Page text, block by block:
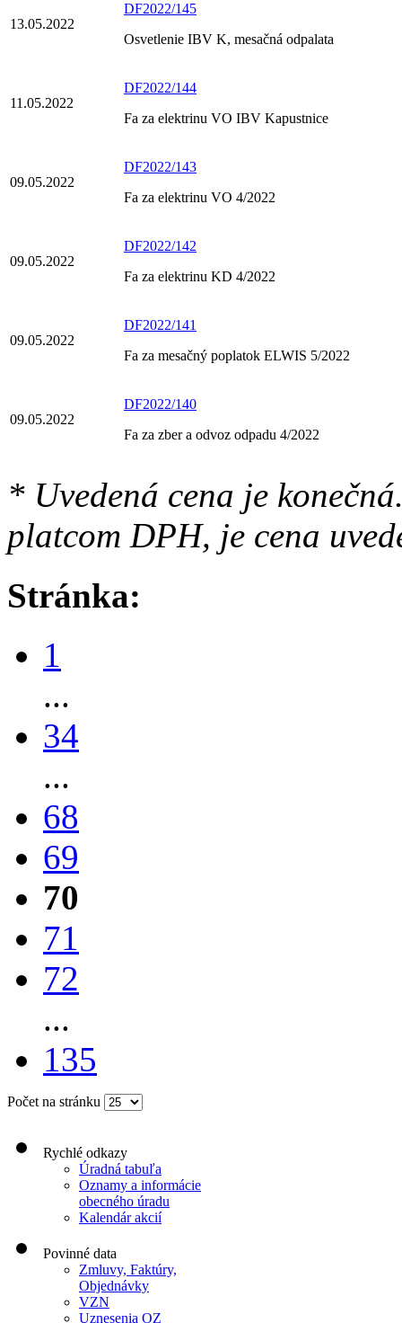
13.05.2022
DF2022/145
Osvetlenie IBV K, mesačná odpalata
11.05.2022
DF2022/144
Fa za elektrinu VO IBV Kapustnice
09.05.2022
DF2022/143
Fa za elektrinu VO 4/2022
09.05.2022
DF2022/142
Fa za elektrinu KD 4/2022
09.05.2022
DF2022/141
Fa za mesačný poplatok ELWIS 5/2022
09.05.2022
DF2022/140
Fa za zber a odvoz odpadu 4/2022
* Uvedená cena je
platcom DPH, je cena
Stránka:
1
...
34
...
68
69
70
71
72
...
135
Počet na stránku
Rychlé odkazy
Úradná tabuľa
Oznamy a informácie
obecného úradu
Kalendár akcií
Povinné data
Zmluvy, Faktúry,
Objednávky
VZN
Uznesenia OZ